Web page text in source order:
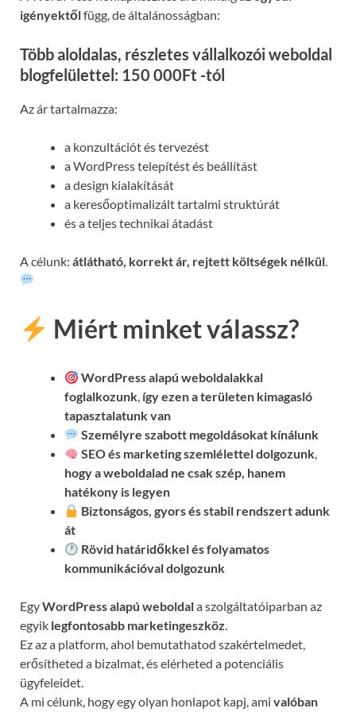
igényektőlfügg, de általánosságban:
Több aloldalas, részletes vállalkozói weboldal
blogfelülettel: 150 000Ft -tól
Az ár tartalmazza:
a konzultációt és tervezést
a WordPress telepítést és beállítást
a design kialakítását
a keresőoptimalizált tartalmi struktúrát
és a teljes technikai átadást
A célunk: átlátható, korrekt ár, rejtett költségek nélkül
Miért minket válassz?
WordPress alapú weboldalakkal
foglalkozunk, így ezen a területen kimagasló
tapasztalatunk van
Személyre szabott megoldásokat kínálunk
SEO és marketing szemlélettel dolgozunk,
hogy a weboldalad ne csak szép, hanem
hatékony is legyen
Biztonságos, gyors és stabil rendszert adunk
át
Rövid határidőkkel és folyamatos
kommunikációvaldolgozunk
EgyWordPress alapú weboldala szolgáltatóiparban az
egyik legfontosabb marketingeszköz.
Ez az a platform, ahol bemutathatod szakértelmedet,
erősítheted a bizalmat, és elérheted a potenciális
ügyfeleidet.
A mi célunk, hogy egy olyan honlapot kapj, ami valóban